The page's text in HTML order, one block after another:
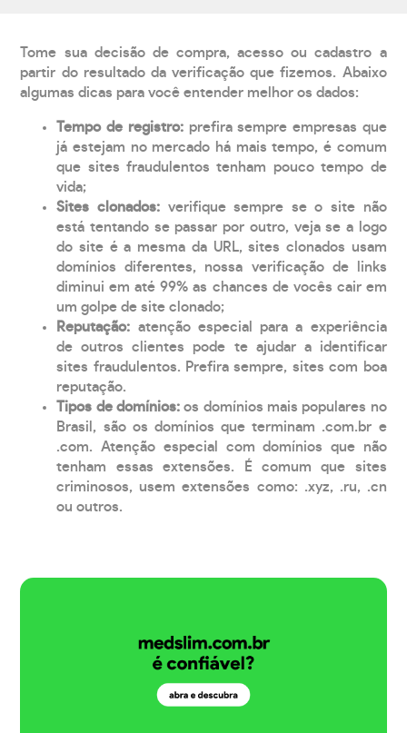
Tome sua decisão de compra, acesso ou cadastro a
partir do resultado da verificação que fizemos. Abaixo
algumas dicas para você entender melhor os dados:
Tempo de registro: prefira sempre empresas que
já estejam no mercado há mais tempo, é comum
que sites fraudulentos tenham pouco tempo de
vida;
Sites clonados: verifique sempre se o site não
está tentando se passar por outro, veja se a logo
do site é a mesma da URL, sites clonados usam
domínios diferentes, nossa verificação de links
diminui em até 99% as chances de vocês cair em
um golpe de site clonado;
Reputação: atenção especial para a experiência
de outros clientes pode te ajudar a identificar
sites fraudulentos. Prefira sempre, sites com boa
reputação.
Tipos de domínios:os domínios mais populares no
Brasil, são os domínios que terminam .com.br e
.com. Atenção especial com domínios que não
tenham essas extensões. É comum que sites
criminosos, usem extensões como: .xyz, .ru, .cn
ou outros.